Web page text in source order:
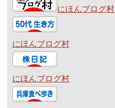
にほんブログ村
にほんブログ村
にほんブログ村